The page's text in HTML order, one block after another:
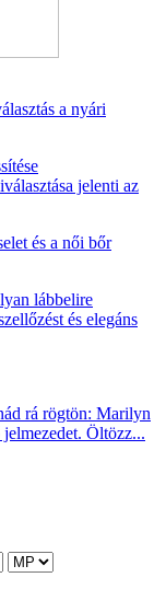
a nyári
jelenti az
és a női bőr
lábbelire
és elegáns
rá rögtön: Marilyn
Öltözz...